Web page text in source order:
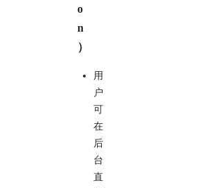
o
n
）
用
户
可
在
后
台
直